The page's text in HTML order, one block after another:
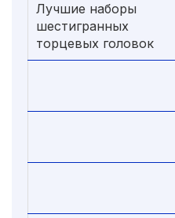
Лучшие наборы
шестигранных
торцевых головок